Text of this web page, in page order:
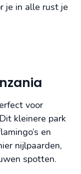
je in alle rust je
voor
kleinere park
en
nijlpaarden,
spotten.